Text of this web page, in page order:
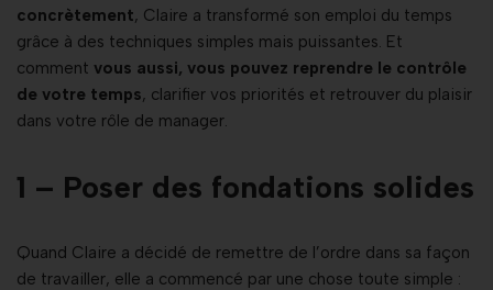
concrètement, Claire a transformé son emploi du temps
grâce à des techniques simples mais puissantes. Et
comment vous aussi, vous pouvez reprendre le contrôle
de votre temps, clarifier vos priorités et retrouver du plaisir
dans votre rôle de manager.
1 – Poser des fondations solides
Quand Claire a décidé de remettre de l’ordre dans sa façon
de travailler, elle a commencé par une chose toute simple :